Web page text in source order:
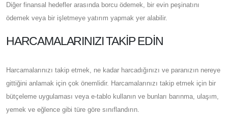
Diğer finansal hedefler arasında borcu ödemek, bir evin peşinatını
ödemek veya bir işletmeye yatırım yapmak yer alabilir.
HARCAMALARINIZI TAKIP EDIN
Harcamalarınızı takip etmek, ne kadar harcadığınızı ve paranızın nereye
gittiğini anlamak için çok önemlidir. Harcamalarınızı takip etmek için bir
bütçeleme uygulaması veya e-tablo kullanın ve bunları barınma, ulaşım,
yemek ve eğlence gibi türe göre sınıflandırın.